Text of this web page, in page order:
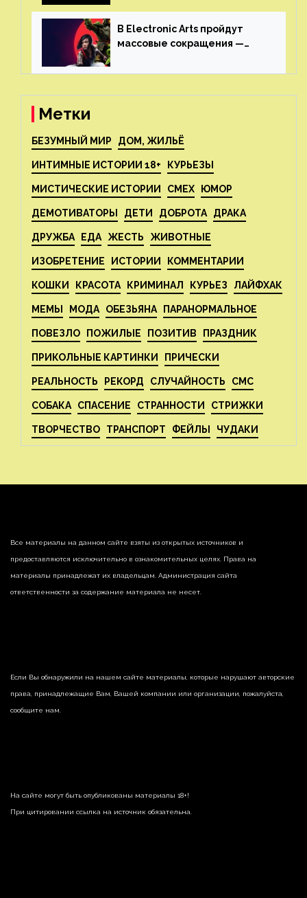
выставка не вернется
В Electronic Arts пройдут
массовые сокращения —
реструктуризацию
Метки
БЕЗУМНЫЙ МИР ДОМ, ЖИЛЬЁ
ИНТИМНЫЕ ИСТОРИИ 18+ КУРЬЕЗЫ
МИСТИЧЕСКИЕ ИСТОРИИ СМЕХ ЮМОР
ДЕМОТИВАТОРЫ ДЕТИ ДОБРОТА ДРАКА
ДРУЖБА ЕДА ЖЕСТЬ ЖИВОТНЫЕ
ИЗОБРЕТЕНИЕ ИСТОРИИ КОММЕНТАРИИ
КОШКИ КРАСОТА КРИМИНАЛ КУРЬЕЗ ЛАЙФХАК
МЕМЫ МОДА ОБЕЗЬЯНА ПАРАНОРМАЛЬНОЕ
ПОВЕЗЛО ПОЖИЛЫЕ ПОЗИТИВ ПРАЗДНИК
ПРИКОЛЬНЫЕ КАРТИНКИ ПРИЧЕСКИ
РЕАЛЬНОСТЬ РЕКОРД СЛУЧАЙНОСТЬ СМС
СОБАКА СПАСЕНИЕ СТРАННОСТИ СТРИЖКИ
ТВОРЧЕСТВО ТРАНСПОРТ ФЕЙЛЫ ЧУДАКИ
Все материалы на данном сайте взяты из открытых источников и
предоставляются исключительно в ознакомительных целях. Права на
материалы принадлежат их владельцам. Администрация сайта
ответственности за содержание материала не несет.
Если Вы обнаружили на нашем сайте материалы, которые нарушают авторские
права, принадлежащие Вам, Вашей компании или организации, пожалуйста,
сообщите нам.
На сайте могут быть опубликованы материалы 18+!
При цитировании ссылка на источник обязательна.